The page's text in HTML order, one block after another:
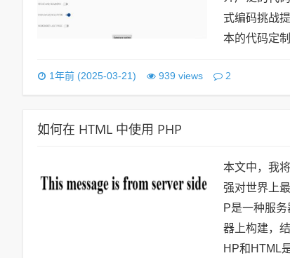
式编码挑战
本的代码定
1年前 (2025-03-21) 939 views 2
如何在 HTML 中使用 PHP
本文中，我
强对世界上
P是一种服
器上构建，
HP和HTML